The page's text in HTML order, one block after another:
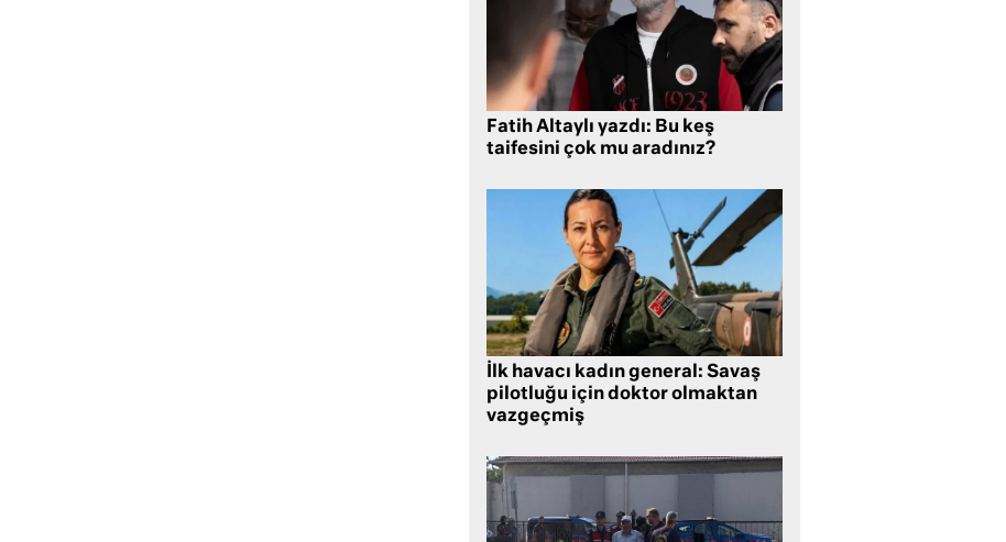
Fatih Altaylı yazdı: Bu keş
taifesini çok mu aradınız?
İlk havacı kadın general: Savaş
pilotluğu için doktor olmaktan
vazgeçmiş